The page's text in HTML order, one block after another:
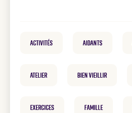
Activités Aidants
atelier Bien vieillir
exercices famille